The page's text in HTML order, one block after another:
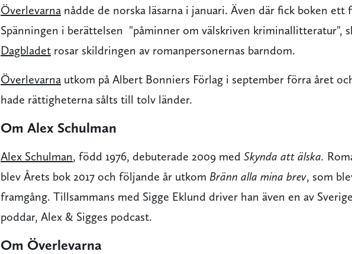
Överlevarna nådde de norska läsarna i januari. Även där fick boken ett
Spänningen i berättelsen "påminner om välskriven kriminallitteratur",
Dagbladet rosar skildringen av romanpersonernas barndom.
Överlevarna utkom på Albert Bonniers Förlag i september förra året
hade rättigheterna sålts till tolv länder.
Om Alex Schulman
Alex Schulman, född 1976, debuterade 2009 med Skynda att älska.
blev Årets bok 2017 och följande år utkom Bränn alla mina brev, som
framgång. Tillsammans med Sigge Eklund driver han även en av
poddar, Alex & Sigges podcast.
Om Överlevarna